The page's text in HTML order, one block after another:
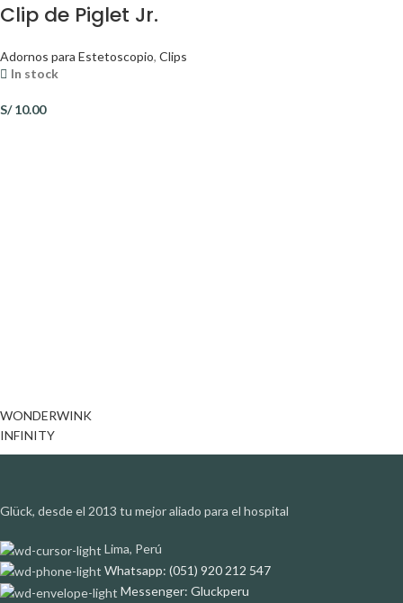
Clip de Piglet Jr.
Adornos para Estetoscopio, Clips
In stock
S/10.00
WONDERWINK
INFINITY
Glück, desde el 2013 tu mejor aliado para el hospital
Lima, Perú
Whatsapp: (051) 920 212 547
Messenger: Gluckperu